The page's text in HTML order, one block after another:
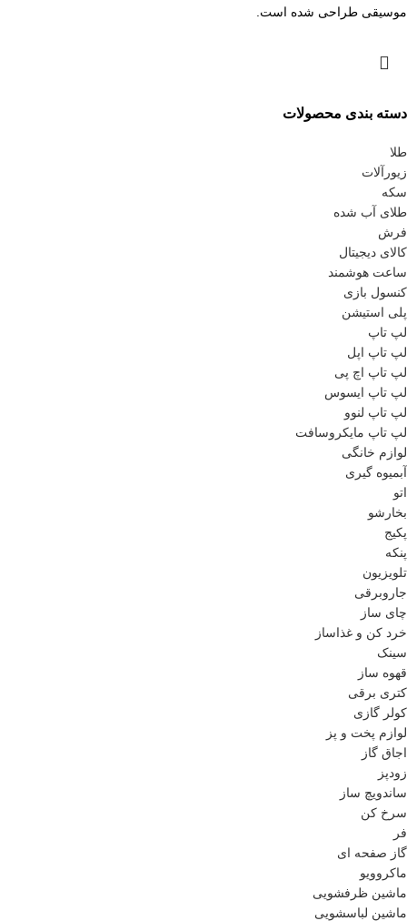
دسته بندی محصولات
طلا
زیورآلات
سکه
طلای آب شده
فرش
کالای دیجیتال
ساعت هوشمند
کنسول بازی
پلی استیشن
لپ تاپ
لپ تاپ اپل
لپ تاپ اچ پی
لپ تاپ ایسوس
لپ تاپ لنوو
لپ تاپ مایکروسافت
لوازم خانگی
آبمیوه گیری
اتو
بخارشو
پکیج
پنکه
تلویزیون
جاروبرقی
چای ساز
خرد کن و غذاساز
سینک
قهوه ساز
کتری برقی
کولر گازی
لوازم پخت و پز
اجاق گاز
زودپز
ساندویچ ساز
سرخ کن
فر
گاز صفحه ای
ماکروویو
ماشین ظرفشویی
ماشین لباسشویی
موسیقی طراحی شده است.